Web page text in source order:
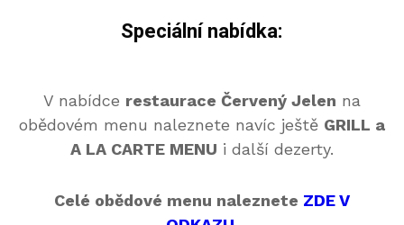
Speciální nabídka:
V nabídce restaurace Červený Jelen na
obědovém menu naleznete navíc ještě GRILL a
A LA CARTE MENU i další dezerty.
Celé obědové menu naleznete ZDE V